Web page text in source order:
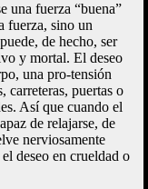
una fuerza “buena”
fuerza, sino un
de hecho, ser
y mortal. El deseo
una pro-tensión
carreteras, puertas o
Así que cuando el
de relajarse, de
nerviosamente
deseo en crueldad o